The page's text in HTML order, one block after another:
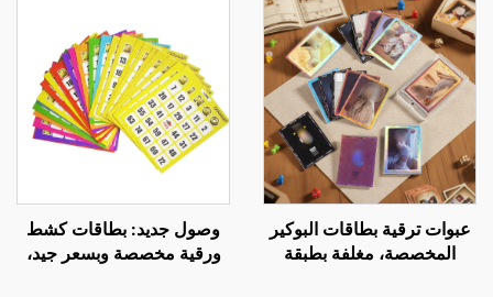
للعائلة
عبوات ترقية بطاقات البوكير
المخصصة، مغلفة بطبقة
وصول جديد: بطاقات كشط
ورقية مخصصة وبسعر جيد،